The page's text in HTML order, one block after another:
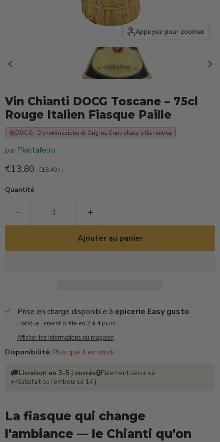
Appuyez pour zoomer
Vin Chianti DOCG Toscane – 75cl
Rouge Italien Fiasque Paille
DOCG · Denominazione di Origine Controllata e Garantita
par Piantaferro
Prix actuel
€13,80 €18,40/l
Quantité
Ajouter au panier
Prise en charge disponible à epicerie Easy gusto
Habituellement prête en 2 à 4 jours
Afficher les informations du magasin
Disponibilité: Plus que 4 en stock !
🚚Livraison en 3-5 j ouvrés🔒Paiement sécurisé
↩️Satisfait ou remboursé 14 j
La fiasque qui change
l'ambiance — le Chianti qu'on